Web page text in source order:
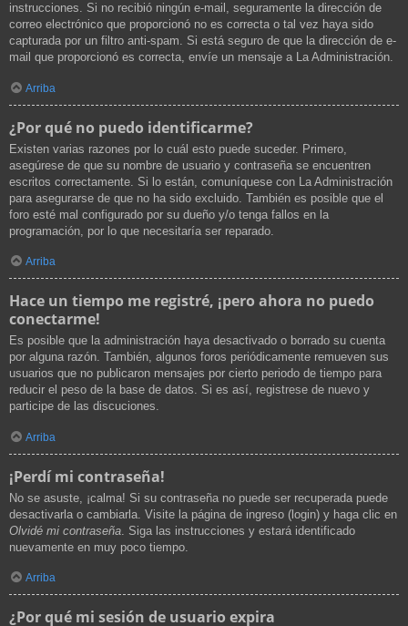
instrucciones. Si no recibió ningún e-mail, seguramente la dirección de
correo electrónico que proporcionó no es correcta o tal vez haya sido
capturada por un filtro anti-spam. Si está seguro de que la dirección de e-
mail que proporcionó es correcta, envíe un mensaje a La Administración.
Arriba
¿Por qué no puedo identificarme?
Existen varias razones por lo cuál esto puede suceder. Primero,
asegúrese de que su nombre de usuario y contraseña se encuentren
escritos correctamente. Si lo están, comuníquese con La Administración
para asegurarse de que no ha sido excluido. También es posible que el
foro esté mal configurado por su dueño y/o tenga fallos en la
programación, por lo que necesitaría ser reparado.
Arriba
Hace un tiempo me registré, ¡pero ahora no puedo
conectarme!
Es posible que la administración haya desactivado o borrado su cuenta
por alguna razón. También, algunos foros periódicamente remueven sus
usuarios que no publicaron mensajes por cierto periodo de tiempo para
reducir el peso de la base de datos. Si es así, registrese de nuevo y
participe de las discuciones.
Arriba
¡Perdí mi contraseña!
No se asuste, ¡calma! Si su contraseña no puede ser recuperada puede
desactivarla o cambiarla. Visite la página de ingreso (login) y haga clic en
Olvidé mi contraseña . Siga las instrucciones y estará identificado
nuevamente en muy poco tiempo.
Arriba
¿Por qué mi sesión de usuario expira